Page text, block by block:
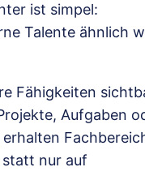
ist simpel:
Talente ähnlich
Fähigkeiten
Aufgaben
nur auf